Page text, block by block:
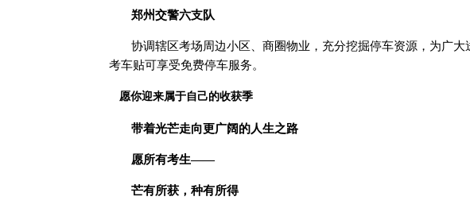
郑州交警六支队
协调辖区考场周边小区、商圈物业，充分挖掘停车资源，为广
考车贴可享受免费停车服务。
愿你迎来属于自己的收获季
带着光芒走向更广阔的人生之路
愿所有考生——
芒有所获，种有所得